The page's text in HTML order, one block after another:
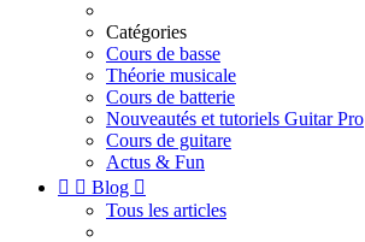
Catégories
Cours de basse
Théorie musicale
Cours de batterie
Nouveautés et tutoriels Guitar Pro
Cours de guitare
Actus & Fun
  Blog 
Tous les articles